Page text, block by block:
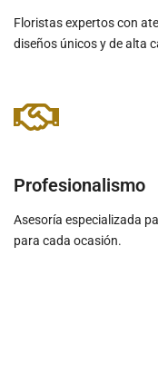
Floristas expertos con
diseños únicos y de alta
Profesionalismo
Asesoría especializada
para cada ocasión.